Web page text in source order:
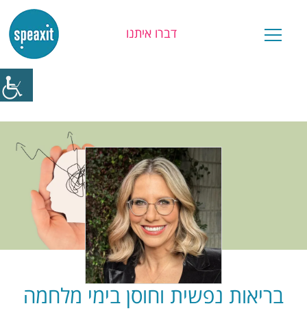
דברו איתנו
יש לכם שאלה?
בריאות נפשית וחוסן בימי מלחמה